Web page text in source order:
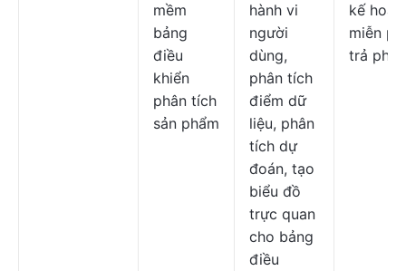
mềm
bảng
điều
khiển
phân tích
sản phẩm
hành vi
người
dùng,
phân tích
điểm dữ
liệu, phân
tích dự
đoán, tạo
biểu đồ
trực quan
cho bảng
điều
kế
miễn
trả phí.